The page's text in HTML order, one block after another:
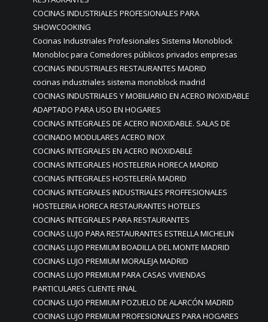
COCINAS INDUSTRIALES PROFESIONALES PARA
SHOWCOOKING
Cocinas Industriales Profesionales Sistema Monoblock
Monobloc para Comedores públicos privados empresas
COCINAS INDUSTRIALES RESTAURANTES MADRID
cocinas industriales sistema monoblock madrid
COCINAS INDUSTRIALES Y MOBILIARIO EN ACERO INOXIDABLE
ADAPTADO PARA USO EN HOGARES
COCINAS INTEGRALES DE ACERO INOXIDABLE. SALAS DE
COCINADO MODULARES ACERO INOX
COCINAS INTEGRALES EN ACERO INOXIDABLE
COCINAS INTEGRALES HOSTELERIA HORECA MADRID
COCINAS INTEGRALES HOSTELERÍA MADRID
COCINAS INTEGRALES INDUSTRIALES PROFFESIONALES
HOSTELERIA HORECA RESTAURANTES HOTELES
COCINAS INTEGRALES PARA RESTAURANTES
COCINAS LUJO PARA RESTAURANTES ESTRELLA MICHELIN
COCINAS LUJO PREMIUM BOADILLA DEL MONTE MADRID
COCINAS LUJO PREMIUM MORALEJA MADRID
COCINAS LUJO PREMIUM PARA CASAS VIVIENDAS
PARTICULARES CLIENTE FINAL
COCINAS LUJO PREMIUM POZUELO DE ALARCÓN MADRID
COCINAS LUJO PREMIUM PROFESIONALES PARA HOGARES